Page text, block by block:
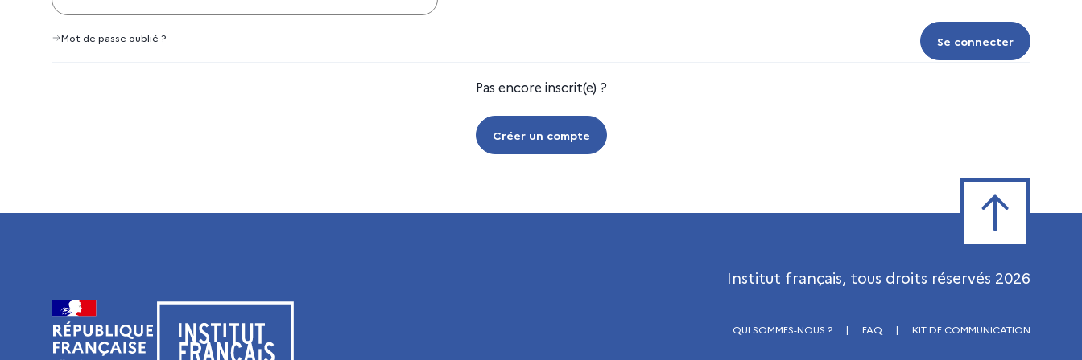
Se connecter
Se connecter
Mot de passe oublié ?
Pas encore inscrit(e) ?
Créer un compte
Visiter le site de l’Institut français
Institut français, tous droits réservés 2026
QUI SOMMES-NOUS ? | FAQ | KIT DE COMMUNICATION